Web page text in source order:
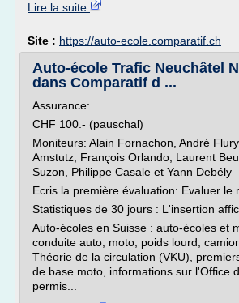
Lire la suite
Site : https://auto-ecole.comparatif.ch
Auto-école Trafic Neuchâtel
dans Comparatif d ...
Assurance:
CHF 100.- (pauschal)
Moniteurs: Alain Fornachon, André
Amstutz, François Orlando, Laurent
Suzon, Philippe Casale et Yann Debély
Ecris la première évaluation: Evaluer le
Statistiques de 30 jours : L'insertion
Auto-écoles en Suisse : auto-écoles et
conduite auto, moto, poids lourd,
Théorie de la circulation (VKU),
de base moto, informations sur l'Office
permis...